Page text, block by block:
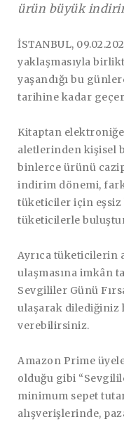
ürün büyük
İSTANBUL,
yaklaşmasıyla
yaşandığı bu
tarihine kadar
Kitaptan
aletlerinden kişisel
binlerce ürünü
indirim dönemi,
tüketiciler için
tüketicilerle
Ayrıca tüketicilerin
ulaşmasına imkân
Sevgililer Günü
ulaşarak dilediğiniz
verebilirsiniz.
Amazon Prime
olduğu gibi
minimum sepet
alışverişlerinde,